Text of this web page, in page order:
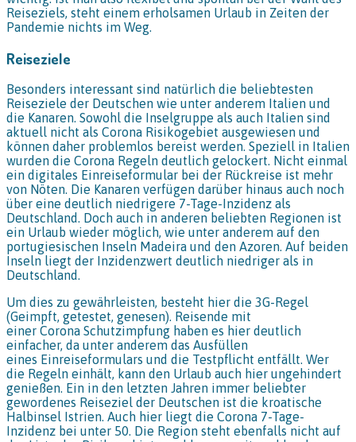
Reiseziels, steht einem erholsamen Urlaub in Zeiten der
Pandemie nichts im Weg.
Reiseziele
Besonders interessant sind natürlich die beliebtesten
Reiseziele der Deutschen wie unter anderem Italien und
die Kanaren. Sowohl die Inselgruppe als auch Italien sind
aktuell nicht als Corona Risikogebiet ausgewiesen und
können daher problemlos bereist werden. Speziell in Italien
wurden die Corona Regeln deutlich gelockert. Nicht einmal
ein digitales Einreiseformular bei der Rückreise ist mehr
von Nöten. Die Kanaren verfügen darüber hinaus auch noch
über eine deutlich niedrigere 7-Tage-Inzidenz als
Deutschland. Doch auch in anderen beliebten Regionen ist
ein Urlaub wieder möglich, wie unter anderem auf den
portugiesischen Inseln Madeira und den Azoren. Auf beiden
Inseln liegt der Inzidenzwert deutlich niedriger als in
Deutschland.
Um dies zu gewährleisten, besteht hier die 3G-Regel
(Geimpft, getestet, genesen). Reisende mit
einer Corona Schutzimpfung haben es hier deutlich
einfacher, da unter anderem das Ausfüllen
eines Einreiseformulars und die Testpflicht entfällt. Wer
die Regeln einhält, kann den Urlaub auch hier ungehindert
genießen. Ein in den letzten Jahren immer beliebter
gewordenes Reiseziel der Deutschen ist die kroatische
Halbinsel Istrien. Auch hier liegt die Corona 7-Tage-
Inzidenz bei unter 50. Die Region steht ebenfalls nicht auf